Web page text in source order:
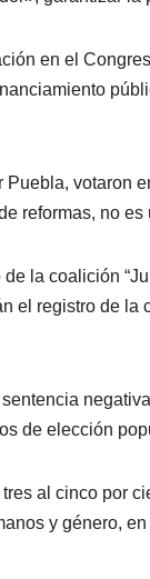
en el
votaron
reformas, no
la coalición
el registro de la
de elección
al cinco por
y género,